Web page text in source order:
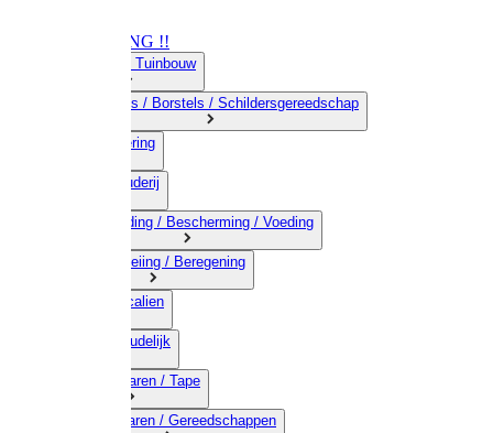
OPRUIMING !!
01) Land-& Tuinbouw
02) Bezems / Borstels / Schildersgereedschap
03) Afrastering
04) Veehouderij
05) Bestrijding / Bescherming / Voeding
06) Besproeiing / Beregening
07) Chemicalien
08) Huishoudelijk
09) Touwwaren / Tape
10) IJzerwaren / Gereedschappen